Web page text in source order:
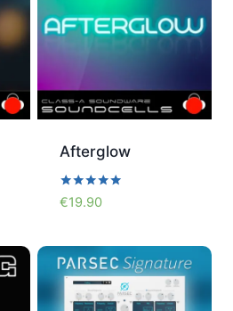
Afterglow
Bewertet
mit
€19.90